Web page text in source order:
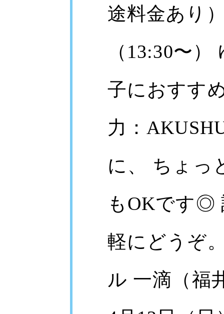
途料金あり
（13:30〜
子におすす
力：
に、 ちょっ
もOKです◎
軽にどうぞ
ル 一滴（福